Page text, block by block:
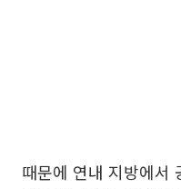
때문에 연내 지방에서